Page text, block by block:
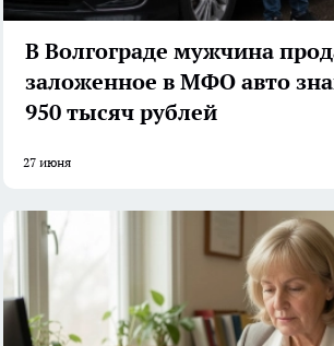
В Волгограде мужчина
заложенное в МФО авто
950 тысяч рублей
27 июня